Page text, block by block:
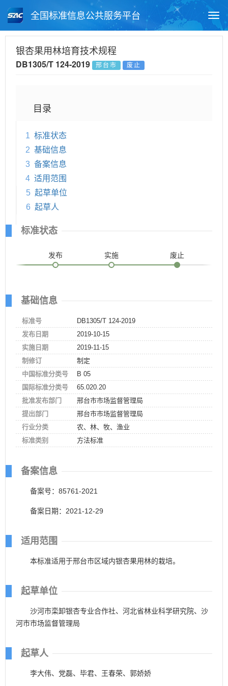
全国标准信息公共服务平台
月报查询 标准公告查询
银杏果用林培育技术规程
DB1305/T 124-2019 邢台市 废止
目录
1 标准状态
2 基础信息
3 备案信息
4 适用范围
5 起草单位
6 起草人
标准状态
发布 实施 废止
基础信息
标准号
DB1305/T 124-2019
发布日期
2019-10-15
实施日期
2019-11-15
制修订
制定
中国标准分类号
B 05
国际标准分类号
65.020.20
批准发布部门
邢台市市场监督管理局
提出部门
邢台市市场监督管理局
行业分类
农、林、牧、渔业
标准类别
方法标准
备案信息
备案号：85761-2021
备案日期：2021-12-29
适用范围
本标准适用于邢台市区域内银杏果用林的栽培。
起草单位
沙河市栾卸银杏专业合作社、河北省林业科学研究院、沙
河市市场监督管理局
起草人
李大伟、党磊、毕君、王春荣、郭娇娇